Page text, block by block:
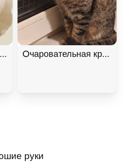
ищет дом в дар! ,
Очаровательная
руки